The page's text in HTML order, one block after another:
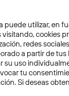
los titulares
de
tiempos
puede utilizar, en
visitando, cookies
redes
a partir de
su uso
tu
Si deseas